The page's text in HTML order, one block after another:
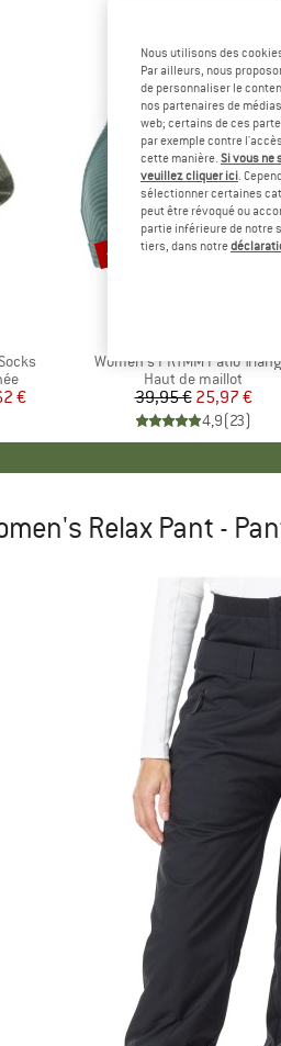
€
Article
Women's PRTMM Patio
Product group
Haut de maillot
Prix
39,95 € Prix réduit
25,97 €
4,9(23)
Remise
-35 %
Relax Pant -
Nous utilisons des
Par ailleurs, nous
de personnaliser le
nos partenaires de
web; certains de ces
par exemple contre
cette manière. Si vous ne
veuillez cliquer ici.
sélectionner certaines
peut être révoqué ou
partie inférieure de notre
tiers, dans notre